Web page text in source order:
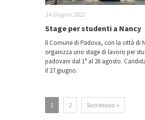
14 Giugno 2022
Stage per studenti a Nancy
Il Comune di Padova, con la città di
organizza uno stage di lavoro per
padovani dal 1° al 26 agosto.
il 27 giugno.
1 2 Successivo »